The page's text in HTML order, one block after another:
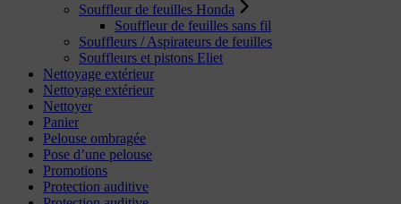
Souffleur de feuilles Honda
Souffleur de feuilles sans fil
Souffleurs / Aspirateurs de feuilles
Souffleurs et pistons Eliet
Nettoyage extérieur
Nettoyage extérieur
Nettoyer
Panier
Pelouse ombragée
Pose d’une pelouse
Promotions
Protection auditive